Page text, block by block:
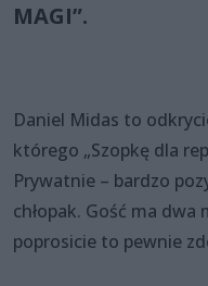
MAGI”.
Daniel Midas to
którego „Szopkę dla
Prywatnie – bardzo
chłopak. Gość ma
poprosicie to pewnie